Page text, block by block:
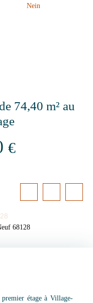
Nein
74,40 m² au
€
68128
étage à Village-